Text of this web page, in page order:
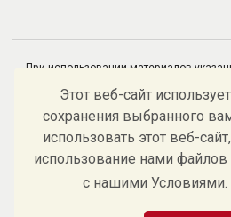
Этот веб-сайт
сохранения выбранного
использовать этот веб-
использование нами файлов
с нашими Условиями.
При использовании материалов
Андрей В. Костельцев, 2009 – 2026.